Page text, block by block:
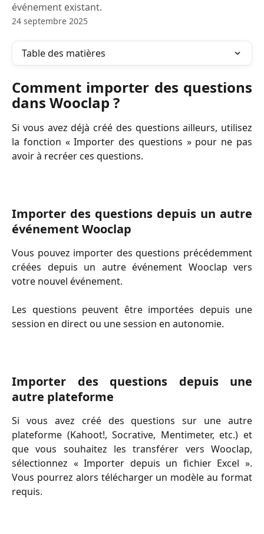
événement existant.
24 septembre 2025
Table des matières
Comment importer des questions
dans Wooclap ?
Si vous avez déjà créé des questions ailleurs, utilisez
la fonction « Importer des questions » pour ne pas
avoir à recréer ces questions.
Importer des questions depuis un autre
événement Wooclap
Vous pouvez importer des questions précédemment
créées depuis un autre événement Wooclap vers
votre nouvel événement.
Les questions peuvent être importées depuis une
session en direct ou une session en autonomie.
Importer des questions depuis une
autre plateforme
Si vous avez créé des questions sur une autre
plateforme (Kahoot!, Socrative, Mentimeter, etc.) et
que vous souhaitez les transférer vers Wooclap,
sélectionnez « Importer depuis un fichier Excel ».
Vous pourrez alors télécharger un modèle au format
requis.